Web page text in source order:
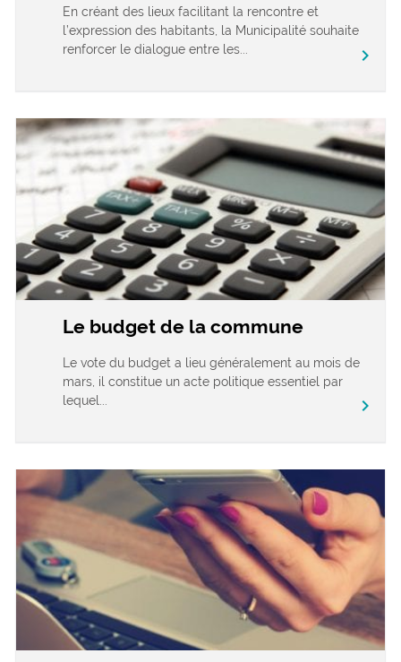
En créant des lieux facilitant la rencontre et
l’expression des habitants, la Municipalité souhaite
renforcer le dialogue entre les...
chevron_right
Le budget de la commune
Le vote du budget a lieu généralement au mois de
mars, il constitue un acte politique essentiel par
lequel...
chevron_right